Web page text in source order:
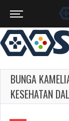
BUNGA
KESEHATAN